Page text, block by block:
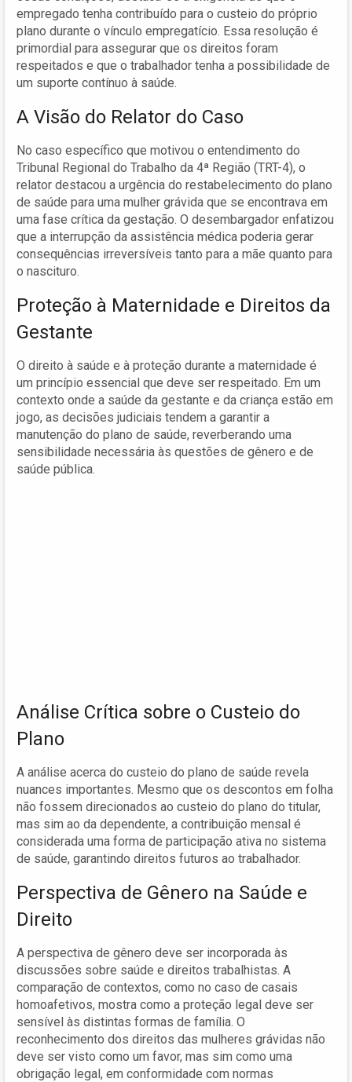
empregado tenha contribuído para o custeio do próprio
plano durante o vínculo empregatício. Essa resolução é
primordial para assegurar que os direitos foram
respeitados e que o trabalhador tenha a possibilidade de
um suporte contínuo à saúde.
A Visão do Relator do Caso
No caso específico que motivou o entendimento do
Tribunal Regional do Trabalho da 4ª Região (TRT-4), o
relator destacou a urgência do restabelecimento do plano
de saúde para uma mulher grávida que se encontrava em
uma fase crítica da gestação. O desembargador enfatizou
que a interrupção da assistência médica poderia gerar
consequências irreversíveis tanto para a mãe quanto para
o nascituro.
Proteção à Maternidade e Direitos da
Gestante
O direito à saúde e à proteção durante a maternidade é
um princípio essencial que deve ser respeitado. Em um
contexto onde a saúde da gestante e da criança estão em
jogo, as decisões judiciais tendem a garantir a
manutenção do plano de saúde, reverberando uma
sensibilidade necessária às questões de gênero e de
saúde pública.
Análise Crítica sobre o Custeio do
Plano
A análise acerca do custeio do plano de saúde revela
nuances importantes. Mesmo que os descontos em folha
não fossem direcionados ao custeio do plano do titular,
mas sim ao da dependente, a contribuição mensal é
considerada uma forma de participação ativa no sistema
de saúde, garantindo direitos futuros ao trabalhador.
Perspectiva de Gênero na Saúde e
Direito
A perspectiva de gênero deve ser incorporada às
discussões sobre saúde e direitos trabalhistas. A
comparação de contextos, como no caso de casais
homoafetivos, mostra como a proteção legal deve ser
sensível às distintas formas de família. O
reconhecimento dos direitos das mulheres grávidas não
deve ser visto como um favor, mas sim como uma
obrigação legal, em conformidade com normas